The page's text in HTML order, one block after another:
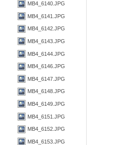
MB4_6140.JPG
MB4_6141.JPG
MB4_6142.JPG
MB4_6143.JPG
MB4_6144.JPG
MB4_6146.JPG
MB4_6147.JPG
MB4_6148.JPG
MB4_6149.JPG
MB4_6151.JPG
MB4_6152.JPG
MB4_6153.JPG